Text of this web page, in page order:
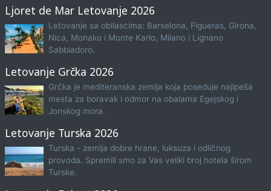
Ljoret de Mar Letovanje 2026
Letovanje sa obilascima: Barselona, Figueras, Girona,
Nica, Monako i Monte Karlo, Milano i Lignano
Sabbiadoro.
Letovanje Grčka 2026
Grčka je mediteranska zemlja koja poseduje najlpeša
mesta za boravak i odmor na obalama Egejskog i
Jonskog mora.
Letovanje Turska 2026
Turska - zemlja dobre hrane, luksuza i odličnog
provoda. Spremili smo za Vas veliki broj hotela širom
Turske.